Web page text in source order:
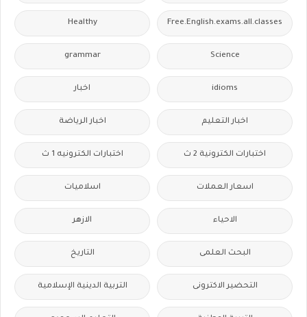
Free.English.exams.all.classes
Healthy
Science
grammar
idioms اخبار
اخبار التعليم اخبار الرياضة
اختبارات الكترونية 2 ث اختبارات الكترونيه 1 ث
اسعار العملات اسلاميات
الاحياء الازهر
البحث العلمى التاريخ
التحضير الاكترونى التربية الدينية الإسلامية